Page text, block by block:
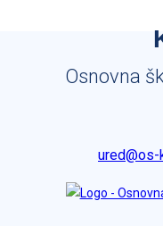
Osnovna